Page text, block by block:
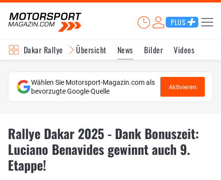
PLUS
Dakar Rallye Übersicht News Bilder Videos
Wählen Sie Motorsport-Magazin.com als
bevorzugte Google-Quelle
Aktivieren
Rallye Dakar 2025 - Dank Bonuszeit:
Luciano Benavides gewinnt auch 9.
Etappe!